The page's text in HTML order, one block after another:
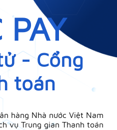
PAY
- Cổng
toán
hàng Nhà nước Việt Nam
vụ Trung gian Thanh toán